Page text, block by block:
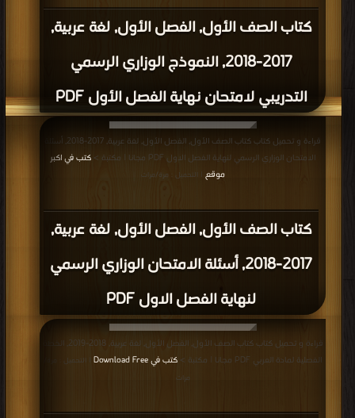
كتاب الصف الأول, الفصل الأول, لغة عربية,
2017-2018, النموذج الوزاري الرسمي
التدريبي لامتحان نهاية الفصل الأول PDF
كتاب الصف الأول, الفصل الأول, لغة عربية,
2017-2018, أسئلة الامتحان الوزاري الرسمي
لنهاية الفصل الاول PDF
قراءة و تحميل كتاب كتاب الصف الأول, الفصل الأول, لغة عربية, 2017-2018, أسئلة
الامتحان الوزاري الرسمي لنهاية الفصل الاول PDF مجانا | مكتبة >
كتب في اكبر
موقع
| التحميل : مرة/مرات
قراءة و تحميل كتاب كتاب الصف الأول, الفصل الأول, لغة عربية, 2018-2019, الخطة
الفصلية لمادة العربي PDF مجانا | مكتبة >
كتب في Download Free
| التحميل : مرة/
مرات